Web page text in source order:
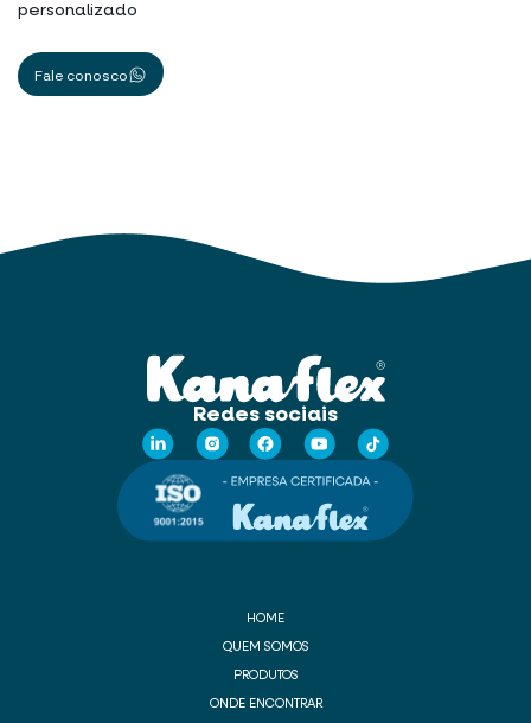
personalizado
Fale conosco
Redes sociais
HOME
QUEM SOMOS
PRODUTOS
ONDE ENCONTRAR